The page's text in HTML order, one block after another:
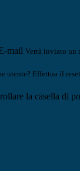
mail Verrà inviato un
utente? Effettua il
la casella di